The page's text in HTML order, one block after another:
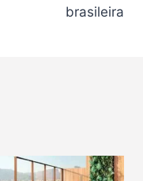
brasileira